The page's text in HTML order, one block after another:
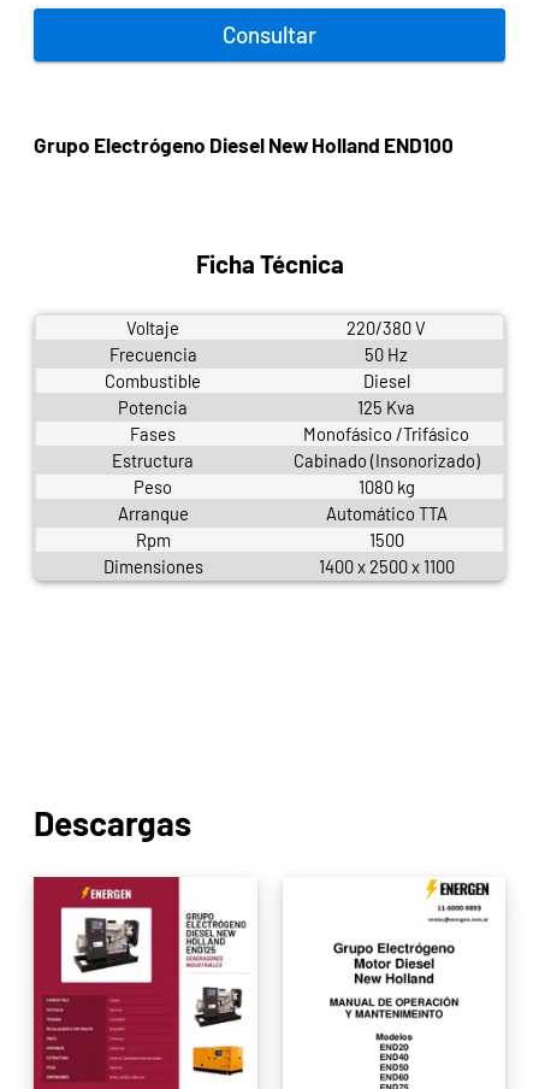
Consultar
Grupo Electrógeno Diesel New Holland END100
Ficha Técnica
Voltaje
220/380 V
Frecuencia
50 Hz
Combustible
Diesel
Potencia
125 Kva
Fases
Monofásico /Trifásico
Estructura
Cabinado (Insonorizado)
Peso
1080 kg
Arranque
Automático TTA
Rpm
1500
Dimensiones
1400 x 2500 x 1100
Descargas